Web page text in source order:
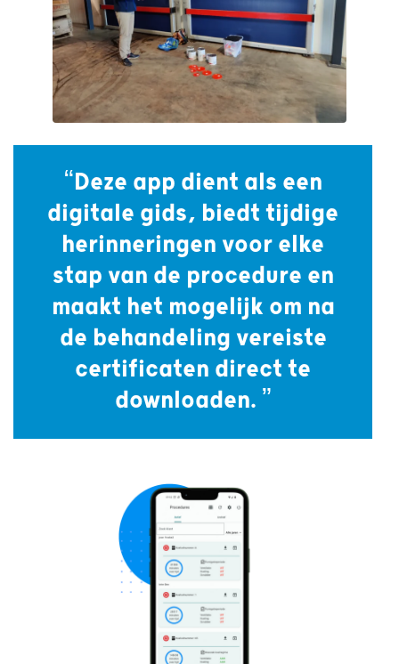
“Deze app dient als een
digitale gids, biedt tijdige
herinneringen voor elke
stap van de procedure en
maakt het mogelijk om na
de behandeling vereiste
certificaten direct te
downloaden. ”